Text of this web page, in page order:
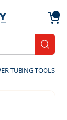
TUBING TOOLS